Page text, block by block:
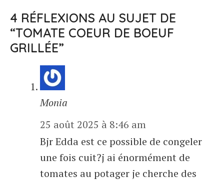
4 RÉFLEXIONS AU SUJET DE
“TOMATE COEUR DE BOEUF
GRILLÉE”
Monia
25 août 2025 à 8:46 am
Bjr Edda est ce possible de congeler
une fois cuit?j ai énormément de
tomates au potager je cherche des